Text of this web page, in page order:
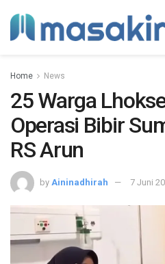
Home News
25 Warga
Operasi Bibir
RS Arun
by Aininadhirah 7 Juni